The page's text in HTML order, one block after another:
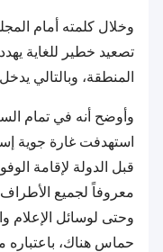
وخلال كلمته أمام
تصعيد خطير للغاية
المنطقة، وبالتالي
استهدفت غارة جوية
قبل الدولة لإقامة
معروفاً لجميع
وحتى لوسائل الإعلام
حماس هناك،